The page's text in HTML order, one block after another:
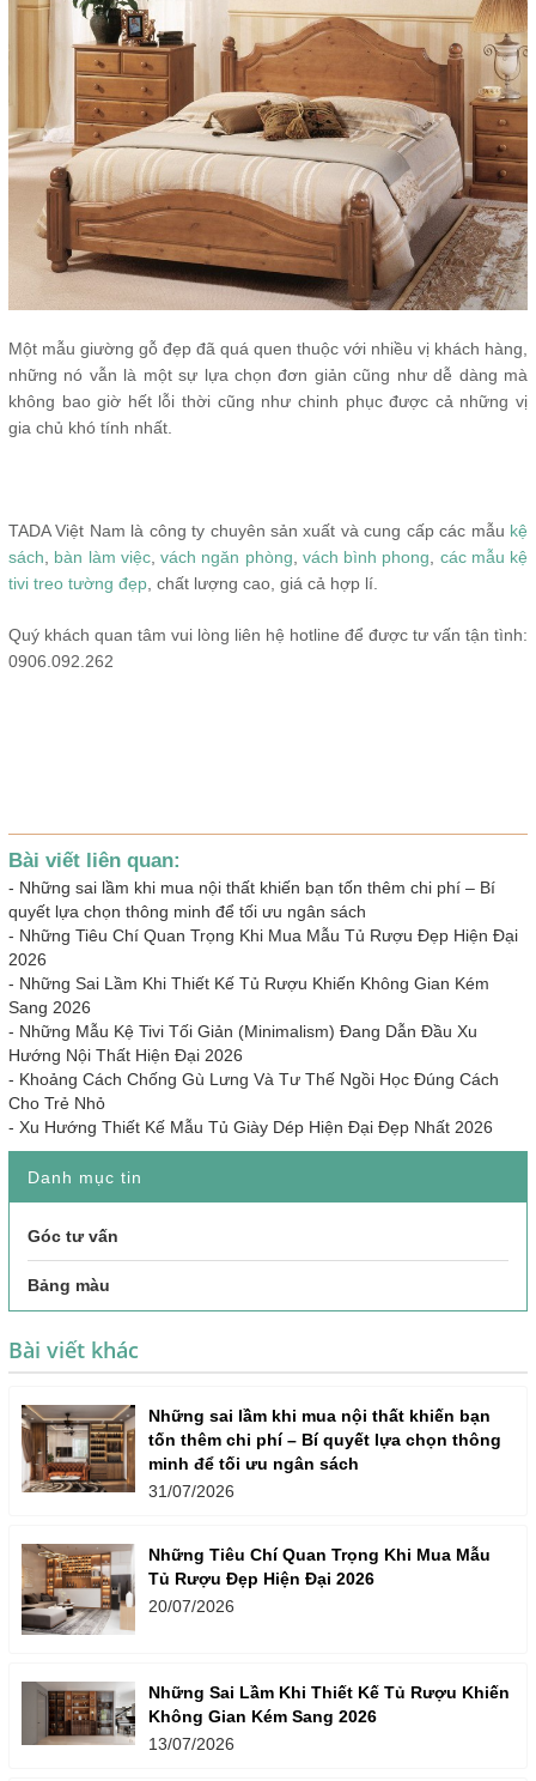
Một mẫu giường gỗ đẹp đã quá quen thuộc với nhiều vị khách hàng,
những nó vẫn là một sự lựa chọn đơn giản cũng như dễ dàng mà
không bao giờ hết lỗi thời cũng như chinh phục được cả những vị
gia chủ khó tính nhất.
TADA Việt Nam là công ty chuyên sản xuất và cung cấp các mẫu kệ
sách
bàn làm việc, vách ngăn phòng vách bình phong
các mẫu kệ
tivi treo tường đẹp , chất lượng cao, giá cả hợp lí.
Quý khách quan tâm vui lòng liên hệ hotline để được tư vấn tận tình:
0906.092.262
Bài viết liên quan:
- Những sai lầm khi mua nội thất khiến bạn tốn thêm chi phí – Bí
quyết lựa chọn thông minh để tối ưu ngân sách
- Những Tiêu Chí Quan Trọng Khi Mua Mẫu Tủ Rượu Đẹp Hiện Đại
2026
- Những Sai Lầm Khi Thiết Kế Tủ Rượu Khiến Không Gian Kém
Sang 2026
- Những Mẫu Kệ Tivi Tối Giản (Minimalism) Đang Dẫn Đầu Xu
Hướng Nội Thất Hiện Đại 2026
- Khoảng Cách Chống Gù Lưng Và Tư Thế Ngồi Học Đúng Cách
Cho Trẻ Nhỏ
- Xu Hướng Thiết Kế Mẫu Tủ Giày Dép Hiện Đại Đẹp Nhất 2026
Danh mục tin
Góc tư vấn
Bảng màu
Bài viết khác
Những sai lầm khi mua nội thất khiến bạn
tốn thêm chi phí – Bí quyết lựa chọn thông
minh để tối ưu ngân sách
31/07/2026
Những Tiêu Chí Quan Trọng Khi Mua Mẫu
Tủ Rượu Đẹp Hiện Đại 2026
20/07/2026
Những Sai Lầm Khi Thiết Kế Tủ Rượu Khiến
Không Gian Kém Sang 2026
13/07/2026